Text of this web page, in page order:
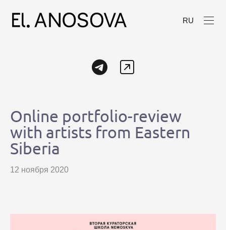
RU
Online portfolio-review
with artists from Eastern
Siberia
12 ноября 2020